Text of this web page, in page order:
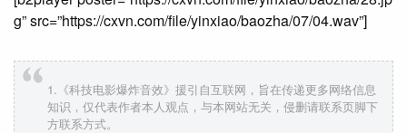
g” src=”https://cxvn.com/file/yinxiao/baozha/07/04.wav”]
1.《科技电影爆炸音效》援引自互联网，旨在传递更多网络信息
知识，仅代表作者本人观点，与本网站无关，侵删请联系页脚下
方联系方式。